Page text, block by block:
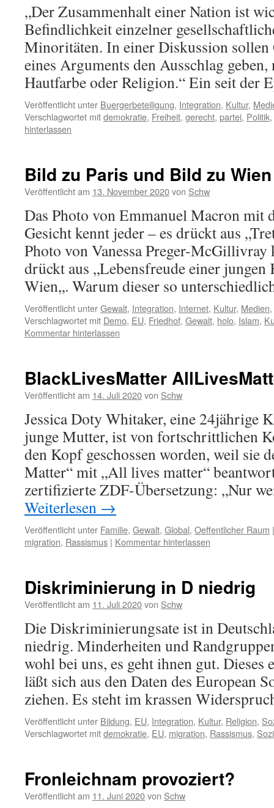
„Der Zusammenhalt einer Nation ist
Befindlichkeit einzelner
Minoritäten. In einer Diskussion
eines Arguments den Ausschlag
Hautfarbe oder Religion.“ Ein seit der
Veröffentlicht unter Buergerbeteiligung, Integration, Kultur,
Verschlagwortet mitdemokratie, Freiheit, gerecht, partei, Politik,
hinterlassen
Bild zu Paris und Bild zu Wien
Veröffentlicht am 13. November 2020von Schw
Das Photo von Emmanuel Macron mit
Gesicht kennt jeder – es drückt aus
Photo von Vanessa Preger-McGillivray
drückt aus „Lebensfreude einer
Wien„. Warum dieser so
Veröffentlicht unterGewalt, Integration, Internet, Kultur, Medien,
Verschlagwortet mit Demo, EU, Friedhof, Gewalt, holo, Islam,
Kommentar hinterlassen
BlackLivesMatter
Veröffentlicht am 14. Juli 2020von Schw
Jessica Doty Whitaker, eine 24jährige
junge Mutter, ist von fortschrittlichen
den Kopf geschossen worden, weil sie
Matter“ mit „All lives matter“
zertifizierte ZDF-Übersetzung: „Nur
Weiterlesen →
Veröffentlicht unter Familie, Gewalt, Global, Oeffentlicher Raum |
migration, Rassismus | Kommentar hinterlassen
Diskriminierung in D niedrig
Veröffentlicht am 11. Juli 2020von Schw
Die Diskriminierungsate ist in
niedrig. Minderheiten und
wohl bei uns, es geht ihnen gut.
läßt sich aus den Daten des European
ziehen. Es steht im krassen
Veröffentlicht unter Bildung, EU, Integration, Kultur, Religion,
Verschlagwortet mitdemokratie, EU, migration, Rassismus,
Fronleichnam provoziert?
Veröffentlicht am 11. Juni 2020von Schw